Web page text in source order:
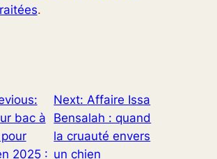
.
bac à
2025 :
Next:Affaire Issa
Bensalah : quand
la cruauté envers
un chien